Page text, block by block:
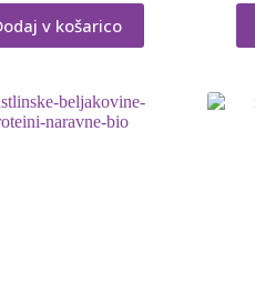
v košarico